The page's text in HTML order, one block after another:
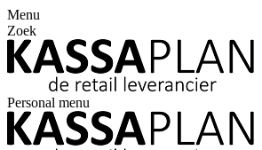
Menu
Zoek
Personal menu